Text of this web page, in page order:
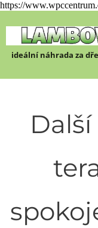
https://
ideální náhrada za